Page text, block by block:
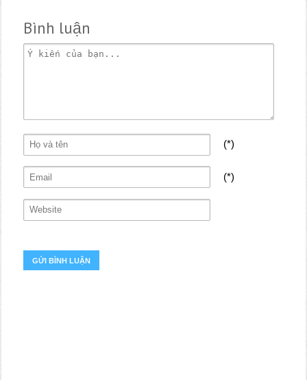
Bình luận
(*)
(*)